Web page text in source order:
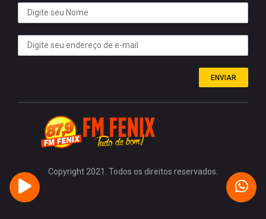
ENVIAR
Copyright 2021. Todos os direitos reservados.